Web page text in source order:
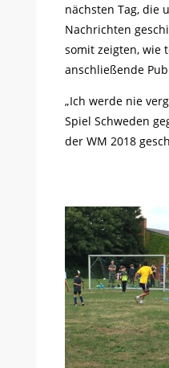
nächsten Tag, die
Nachrichten
somit zeigten, wie
anschließende
„Ich werde nie
Spiel Schweden
der WM 2018